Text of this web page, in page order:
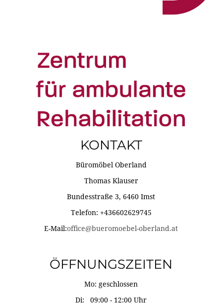
KONTAKT
Büromöbel Oberland
Thomas Klauser
Bundesstraße 3, 6460 Imst
Telefon: +436602629745
E-Mail:office@bueromoebel-oberland.at
ÖFFNUNGSZEITEN
Mo: geschlossen
Di: 09:00 - 12:00 Uhr